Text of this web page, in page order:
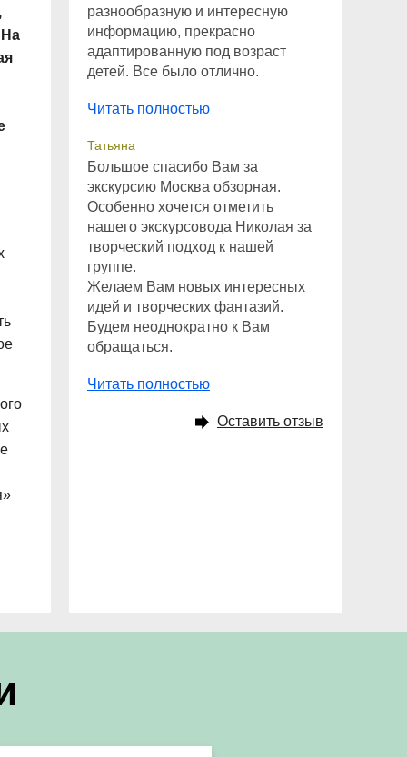
разнообразную и интересную
информацию, прекрасно
адаптированную под возраст
детей. Все было отлично.
Читать полностью
Татьяна
Большое спасибо Вам за
экскурсию Москва обзорная.
Особенно хочется отметить
нашего экскурсовода Николая за
творческий подход к нашей
группе.
Желаем Вам новых интересных
идей и творческих фантазий.
Будем неоднократно к Вам
обращаться.
Читать полностью
Оставить отзыв